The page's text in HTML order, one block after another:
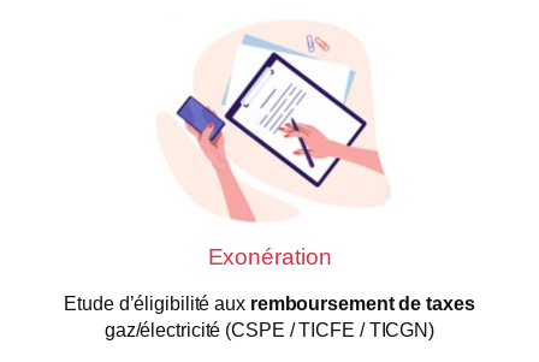
Exonération
Etude d’éligibilité aux remboursement de taxes
gaz/électricité (CSPE / TICFE / TICGN)